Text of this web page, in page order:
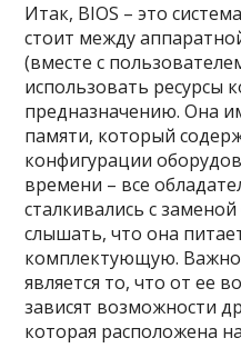
Итак, BIOS – это
стоит между
(вместе с
использовать ресурсы
предназначению. Она
памяти, который
конфигурации
времени – все
сталкивались с
слышать, что она
комплектующую.
является то, что от ее
зависят возможности
которая расположена